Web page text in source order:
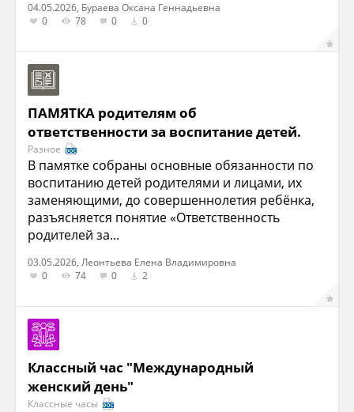
04.05.2026, Бураева Оксана Геннадьевна
0
78 0 0
ПАМЯТКА родителям об
ответственности за воспитание детей.
Разное
В памятке собраны основные обязанности по
воспитанию детей родителями и лицами, их
заменяющими, до совершеннолетия ребёнка,
разъясняется понятие «Ответственность
родителей за...
03.05.2026, Леонтьева Елена Владимировна
0
74 0 2
Классный час "Международный
женский день"
Классные часы